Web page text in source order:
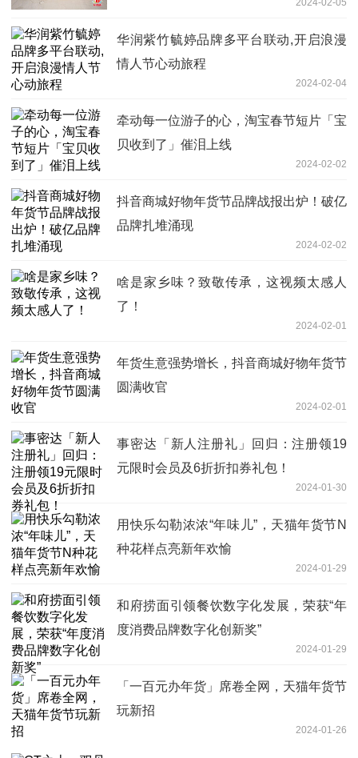
华润紫竹毓婷品牌多平台联动,开启浪漫
情人节心动旅程
2024-02-04
牵动每一位游子的心，淘宝春节短片「宝
贝收到了」催泪上线
2024-02-02
抖音商城好物年货节品牌战报出炉！破亿
品牌扎堆涌现
2024-02-02
啥是家乡味？致敬传承，这视频太感人
了！
2024-02-01
年货生意强势增长，抖音商城好物年货节
圆满收官
2024-02-01
事密达「新人注册礼」回归：注册领19
元限时会员及6折折扣券礼包！
2024-01-30
用快乐勾勒浓浓“年味儿”，天猫年货节N
种花样点亮新年欢愉
2024-01-29
和府捞面引领餐饮数字化发展，荣获“年
度消费品牌数字化创新奖”
2024-01-29
「一百元办年货」席卷全网，天猫年货节
玩新招
2024-01-26